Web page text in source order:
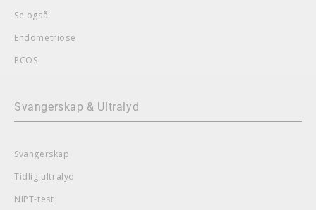
Se også:
Endometriose
PCOS
Svangerskap & Ultralyd
Svangerskap
Tidlig ultralyd
NIPT-test